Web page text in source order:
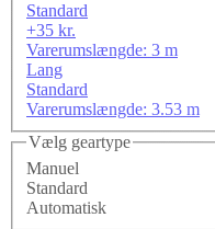
Standard
+35 kr.
Varerumslængde: 3 m
Lang
Standard
Varerumslængde: 3.53 m
Vælg geartype
Manuel
Standard
Automatisk